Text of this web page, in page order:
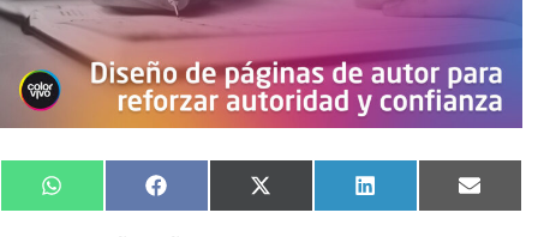
WhatsApp Facebook
X
(Twitter)
LinkedIn Email